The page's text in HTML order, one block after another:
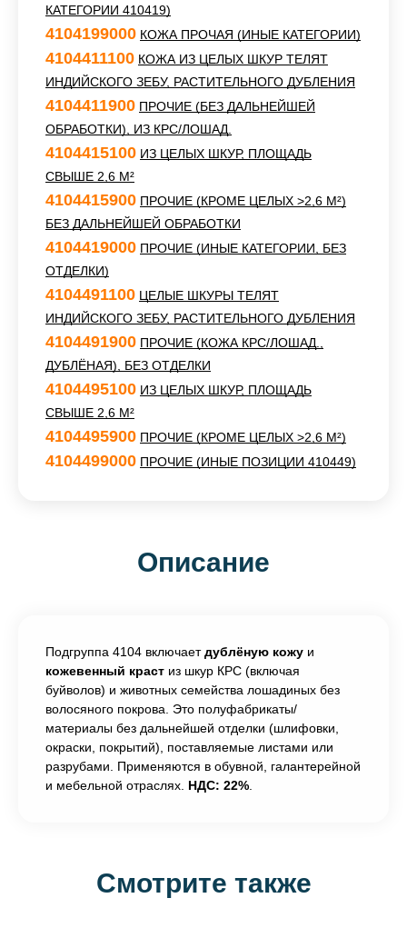
КАТЕГОРИИ 410419)
4104199000 КОЖА ПРОЧАЯ (ИНЫЕ КАТЕГОРИИ)
4104411100 КОЖА ИЗ ЦЕЛЫХ ШКУР ТЕЛЯТ
ИНДИЙСКОГО ЗЕБУ, РАСТИТЕЛЬНОГО ДУБЛЕНИЯ
4104411900 ПРОЧИЕ (БЕЗ ДАЛЬНЕЙШЕЙ
ОБРАБОТКИ), ИЗ КРС/ЛОШАД.
4104415100 ИЗ ЦЕЛЫХ ШКУР, ПЛОЩАДЬ
СВЫШЕ 2,6 М²
4104415900 ПРОЧИЕ (КРОМЕ ЦЕЛЫХ >2,6 М²)
БЕЗ ДАЛЬНЕЙШЕЙ ОБРАБОТКИ
4104419000 ПРОЧИЕ (ИНЫЕ КАТЕГОРИИ, БЕЗ
ОТДЕЛКИ)
4104491100 ЦЕЛЫЕ ШКУРЫ ТЕЛЯТ
ИНДИЙСКОГО ЗЕБУ, РАСТИТЕЛЬНОГО ДУБЛЕНИЯ
4104491900 ПРОЧИЕ (КОЖА КРС/ЛОШАД.,
ДУБЛЁНАЯ), БЕЗ ОТДЕЛКИ
4104495100 ИЗ ЦЕЛЫХ ШКУР, ПЛОЩАДЬ
СВЫШЕ 2,6 М²
4104495900 ПРОЧИЕ (КРОМЕ ЦЕЛЫХ >2,6 М²)
4104499000 ПРОЧИЕ (ИНЫЕ ПОЗИЦИИ 410449)
Описание
Подгруппа 4104 включаетдублёную кожу и
кожевенный краст из шкур КРС (включая
буйволов) и животных семейства лошадиных без
волосяного покрова. Это полуфабрикаты/
материалы без дальнейшей отделки (шлифовки,
окраски, покрытий), поставляемые листами или
разрубами. Применяются в обувной, галантерейной
и мебельной отраслях. НДС: 22%
Смотрите также